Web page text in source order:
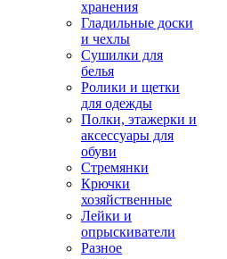
хранения
Гладильные доски
и чехлы
Сушилки для
белья
Ролики и щетки
для одежды
Полки, этажерки и
аксессуары для
обуви
Стремянки
Крючки
хозяйственные
Лейки и
опрыскиватели
Разное